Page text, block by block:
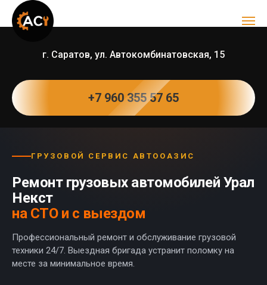
г. Саратов, ул. Автокомбинатовская, 15
+7 960 355 57 65
ГРУЗОВОЙ СЕРВИС АВТООАЗИС
Ремонт грузовых автомобилей Урал
Некст
на СТО и с выездом
Профессиональный ремонт и обслуживание грузовой
техники 24/7. Выездная бригада устранит поломку на
месте за минимальное время.